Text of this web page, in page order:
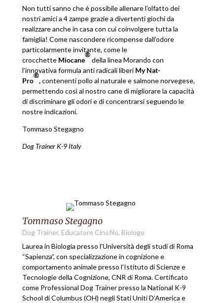
Non tutti sanno che è possibile allenare l’olfatto dei
nostri amici a 4 zampe grazie a divertenti giochi da
realizzare anche in casa con cui coinvolgere tutta la
famiglia! Come nascondere ricompense dall’odore
particolarmente invitante, come le
crocchette Miocane
®
della linea Morando con
l’innovativa formula anti radicali liberi My Nat-
Pro
®
,contenenti pollo al naturale e salmone norvegese,
permettendo così al nostro cane di migliorare la capacità
di discriminare gli odori e di concentrarsi seguendo le
nostre indicazioni.
Tommaso Stegagno
Dog Trainer K-9 Italy
Tommaso Stegagno
Dog Trainer, Educatore Cinofilo, Biologo
Laurea in Biologia presso l’Università degli studi di Roma
“Sapienza”, con specializzazione in cognizione e
comportamento animale presso l’Istituto di Scienze e
Tecnologie della Cognizione, CNR di Roma. Certificato
come Professional Dog Trainer presso la National K-9
School di Columbus (OH) negli Stati Uniti D’America e